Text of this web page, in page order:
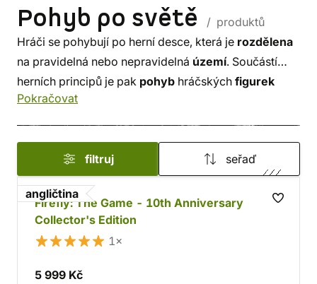
Pohyb po světě
/ produktů
Hráči se pohybují po herní desce, která je rozdělena
na pravidelná nebo nepravidelná území. Součástí
herních principů je pak pohyb hráčských figurek
nebo jednotek mezi těmito oblastmi.
Pokračovat
filtruj seřaď
angličtina
Firefly: The Game - 10th Anniversary
Collector's Edition
1×
5 999 Kč